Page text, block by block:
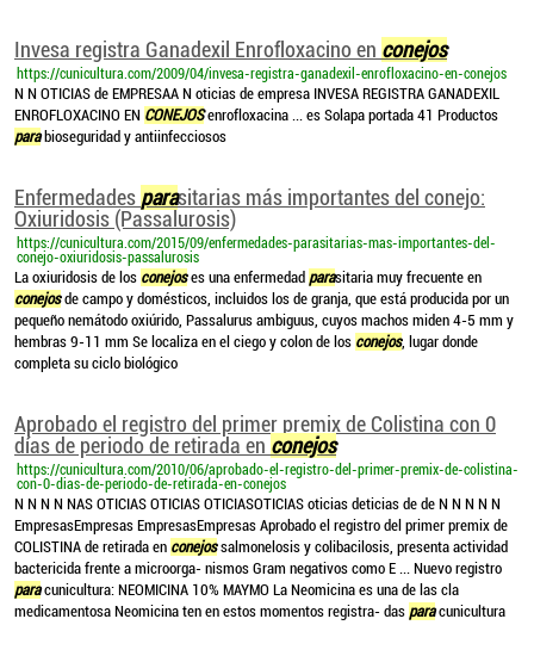
Invesa registra Ganadexil Enrofloxacino en conejos
https://cunicultura.com/2009/04/invesa-registra-ganadexil-enrofloxacino-en-conejos
N N OTICIAS de EMPRESAA N oticias de empresa INVESA REGISTRA GANADEXIL
ENROFLOXACINO EN CONEJOSenrofloxacina ... es Solapa portada 41 Productos
parabioseguridad y antiinfecciosos
Enfermedades parasitarias más importantes del conejo:
Oxiuridosis (Passalurosis)
https://cunicultura.com/2015/09/enfermedades-parasitarias-mas-importantes-del-
conejo-oxiuridosis-passalurosis
La oxiuridosis de los conejoses una enfermedad parasitaria muy frecuente en
conejosde campo y domésticos, incluidos los de granja, que está producida por un
pequeño nemátodo oxiúrido, Passalurus ambiguus, cuyos machos miden 4-5 mm y
hembras 9-11 mm Se localiza en el ciego y colon de los conejos, lugar donde
completa su ciclo biológico
Aprobado el registro del primer premix de Colistina con 0
días de periodo de retirada en conejos
https://cunicultura.com/2010/06/aprobado-el-registro-del-primer-premix-de-colistina-
con-0-dias-de-periodo-de-retirada-en-conejos
N N N N NAS OTICIAS OTICIAS OTICIASOTICIAS oticias deticias de de N N N N N
EmpresasEmpresas EmpresasEmpresas Aprobado el registro del primer premix de
COLISTINA de retirada en conejossalmonelosis y colibacilosis, presenta actividad
bactericida frente a microorga- nismos Gram negativos como E ... Nuevo registro
paracunicultura: NEOMICINA 10% MAYMO La Neomicina es una de las cla
medicamentosa Neomicina ten en estos momentos registra- das paracunicultura